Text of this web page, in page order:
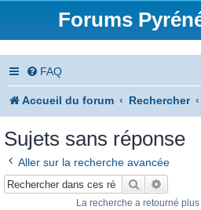
Forums
FAQ
Accueil du forum Rechercher
Sujets sans réponse
Aller sur la recherche avancée
Rechercher
La recherche a retourné